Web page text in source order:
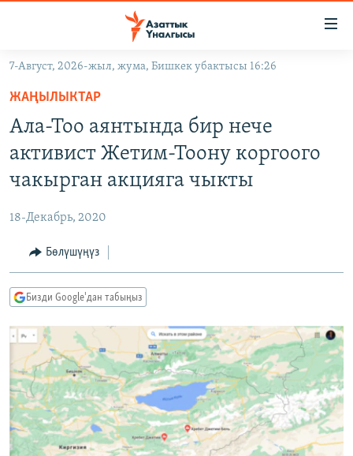
Навигацияга
өтүңүз
Издөөгө
салыңыз
МАДАНИЯТ
ТВ ПРОГРАММАЛАР
БҮГҮН АЗАТТЫКТА
ДАНИСТЕ
ЭЖЕ-СИҢДИЛЕР
АЗАТТЫК+
ЫҢГАЙСЫЗ СУРООЛОР
ПОДКАСТ
Русский
ОНЛАЙН ШЕРИНЕ
7-Август, 2026-жыл, жума, Бишкек убактысы 16:26
ЖАҢЫЛЫКТАР
Ала-Тоо аянтында бир нече
активист Жетим-Тоону коргоого
чакырган акцияга чыкты
18-Декабрь, 2020
Бөлүшүңүз
Бизди Google'дан табыңыз